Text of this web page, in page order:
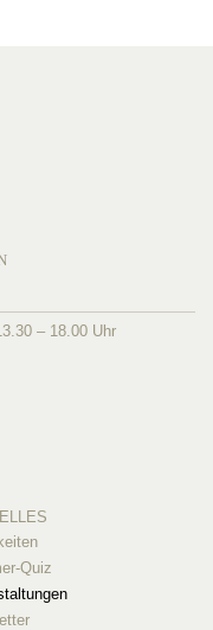
– 18.00 Uhr
Quiz